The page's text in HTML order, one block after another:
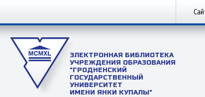
ЭЛЕКТРОННАЯ БИБЛИОТЕКА
УЧРЕЖДЕНИЯ ОБРАЗОВАНИЯ
"ГРОДНЕНСКИЙ
ГОСУДАРСТВЕННЫЙ
УНИВЕРСИТЕТ
ИМЕНИ ЯНКИ КУПАЛЫ"